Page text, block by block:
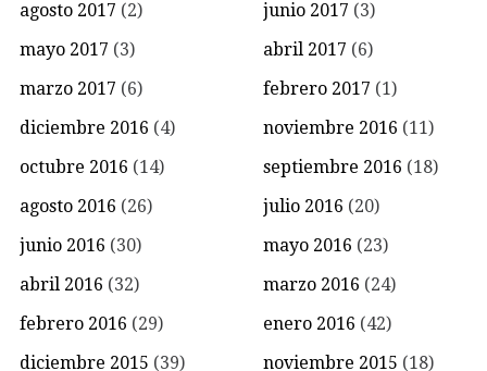
agosto 2017 (2) junio 2017 (3)
mayo 2017 (3) abril 2017 (6)
marzo 2017 (6) febrero 2017 (1)
diciembre 2016 (4) noviembre 2016 (11)
octubre 2016 (14) septiembre 2016 (18)
agosto 2016 (26) julio 2016 (20)
junio 2016 (30) mayo 2016 (23)
abril 2016 (32) marzo 2016 (24)
febrero 2016 (29) enero 2016 (42)
diciembre 2015 (39) noviembre 2015 (18)